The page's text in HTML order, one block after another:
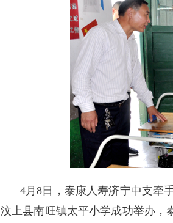
4月8日，泰康人寿济宁中支牵
汶上县南旺镇太平小学成功举办，